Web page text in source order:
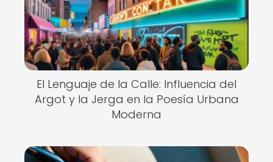
El Lenguaje de la Calle: Influencia del
Argot y la Jerga en la Poesía Urbana
Moderna